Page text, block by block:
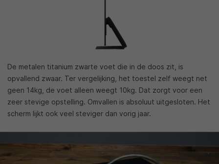
De metalen titanium zwarte voet die in de doos zit, is
opvallend zwaar. Ter vergelijking, het toestel zelf weegt net
geen 14kg, de voet alleen weegt 10kg. Dat zorgt voor een
zeer stevige opstelling. Omvallen is absoluut uitgesloten. Het
scherm lijkt ook veel steviger dan vorig jaar.